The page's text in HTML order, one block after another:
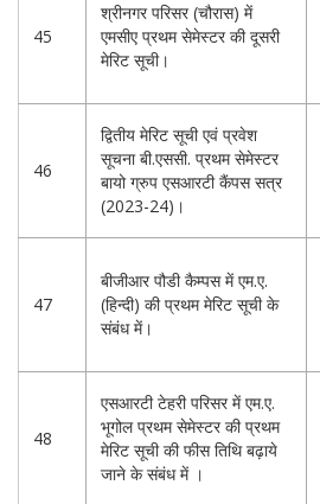
45
श्रीनगर परिसर (चौरास) में
एमसीए प्रथम सेमेस्टर की दूसरी
मेरिट सूची।
46
द्वितीय मेरिट सूची एवं प्रवेश
सूचना बी.एससी. प्रथम सेमेस्टर
बायो ग्रुप एसआरटी कैंपस सत्र
(2023-24)।
47
बीजीआर पौडी कैम्पस में एम.ए.
(हिन्दी) की प्रथम मेरिट सूची के
संबंध में।
48
एसआरटी टेहरी परिसर में एम.ए.
भूगोल प्रथम सेमेस्टर की प्रथम
मेरिट सूची की फीस तिथि बढ़ाये
जाने के संबंध में ।